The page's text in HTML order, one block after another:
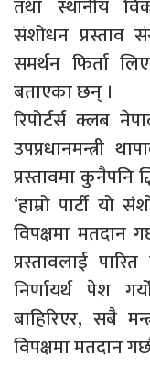
तथा स्थानीय
संशोधन प्रस्ताव
समर्थन फिर्ता
बताएका छन् ।
रिपोर्टर्स क्लब
उपप्रधानमन्त्री
प्रस्तावमा कुनैपनि
‘हाम्रो पार्टी
विपक्षमा मतदान
प्रस्तावलाई
निर्णायर्थ पेश
बाहिरिएर, सबै
विपक्षमा मतदान